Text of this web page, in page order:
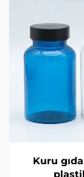
Kuru